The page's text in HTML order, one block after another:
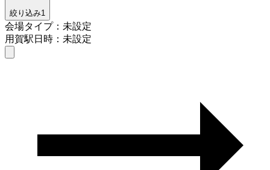
絞り込み1
会場タイプ：未設定
用賀駅日時：未設定